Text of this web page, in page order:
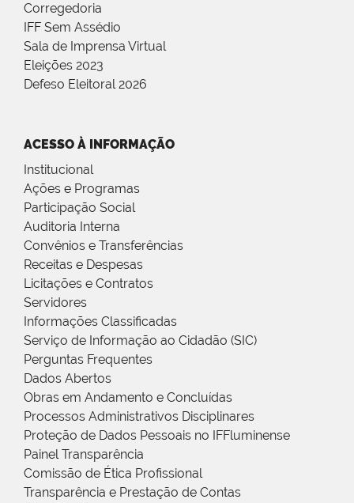
Corregedoria
IFF Sem Assédio
Sala de Imprensa Virtual
Eleições 2023
Defeso Eleitoral 2026
ACESSO À INFORMAÇÃO
Institucional
Ações e Programas
Participação Social
Auditoria Interna
Convênios e Transferências
Receitas e Despesas
Licitações e Contratos
Servidores
Informações Classificadas
Serviço de Informação ao Cidadão (SIC)
Perguntas Frequentes
Dados Abertos
Obras em Andamento e Concluídas
Processos Administrativos Disciplinares
Proteção de Dados Pessoais no IFFluminense
Painel Transparência
Comissão de Ética Profissional
Transparência e Prestação de Contas